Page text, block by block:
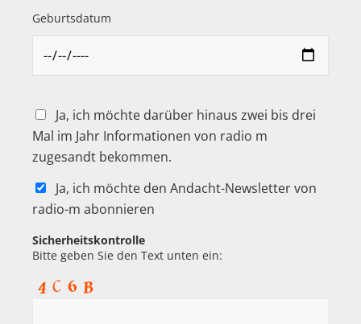
Geburtsdatum
Ja, ich möchte darüber hinaus zwei bis drei
Mal im Jahr Informationen von radio m
zugesandt bekommen.
Ja, ich möchte den Andacht-Newsletter von
radio-m abonnieren
Sicherheitskontrolle
Bitte geben Sie den Text unten ein: